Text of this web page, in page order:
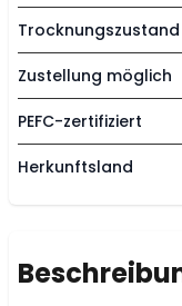
Trocknungszustand
Zustellung möglich
PEFC-zertifiziert
Herkunftsland